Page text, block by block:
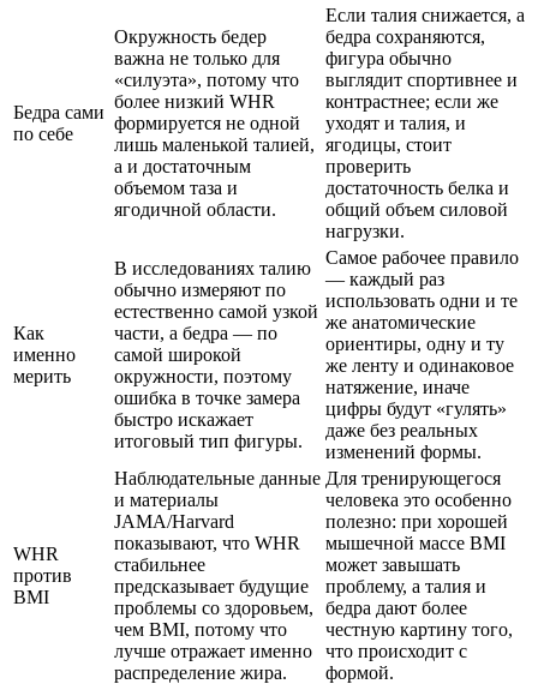
Бедра сами
по себе
Окружность бедер
важна не только для
«силуэта», потому что
более низкий WHR
формируется не одной
лишь маленькой талией,
а и достаточным
объемом таза и
ягодичной области.
Если талия снижается, а
бедра сохраняются,
фигура обычно
выглядит спортивнее и
контрастнее; если же
уходят и талия, и
ягодицы, стоит
проверить
достаточность белка и
общий объем силовой
нагрузки.
Как
именно
мерить
В исследованиях талию
обычно измеряют по
естественно самой узкой
части, а бедра — по
самой широкой
окружности, поэтому
ошибка в точке замера
быстро искажает
итоговый тип фигуры.
Самое рабочее правило
— каждый раз
использовать одни и те
же анатомические
ориентиры, одну и ту
же ленту и одинаковое
натяжение, иначе
цифры будут «гулять»
даже без реальных
изменений формы.
WHR
против
BMI
Наблюдательные данные
и материалы
JAMA/Harvard
показывают, что WHR
стабильнее
предсказывает будущие
проблемы со здоровьем,
чем BMI, потому что
лучше отражает именно
распределение жира.
Для тренирующегося
человека это особенно
полезно: при хорошей
мышечной массе BMI
может завышать
проблему, а талия и
бедра дают более
честную картину того,
что происходит с
формой.